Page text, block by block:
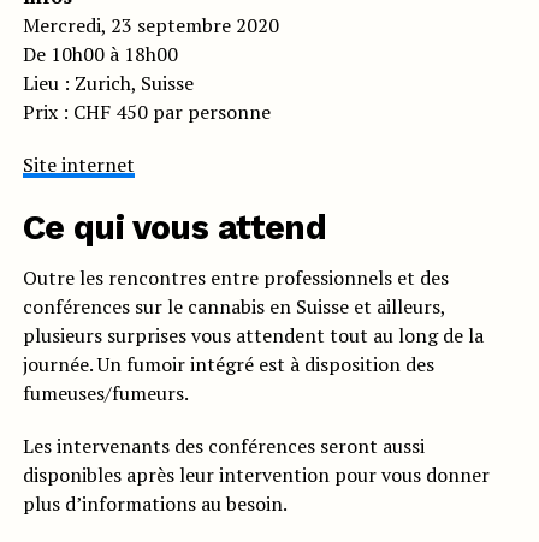
Mercredi, 23 septembre 2020
De 10h00 à 18h00
Lieu : Zurich, Suisse
Prix : CHF 450 par personne
Site internet
Ce qui vous attend
Outre les rencontres entre professionnels et des
conférences sur le cannabis en Suisse et ailleurs,
plusieurs surprises vous attendent tout au long de la
journée. Un fumoir intégré est à disposition des
fumeuses/fumeurs.
Les intervenants des conférences seront aussi
disponibles après leur intervention pour vous donner
plus d’informations au besoin.